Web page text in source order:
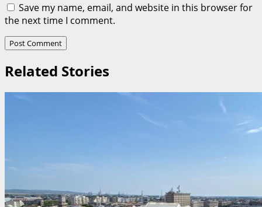
Save my name, email, and website in this browser for
the next time I comment.
Related Stories